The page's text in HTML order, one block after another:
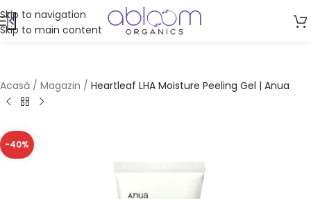
Skip to navigation
Skip to main content
Acasă / Magazin / Heartleaf LHA Moisture Peeling Gel | Anua
-40%